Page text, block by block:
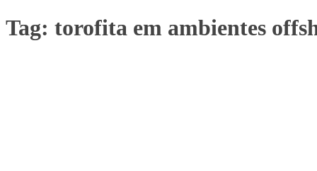
Tag: torofita em ambientes